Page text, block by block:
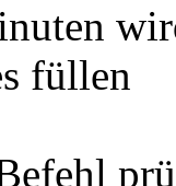
füllen